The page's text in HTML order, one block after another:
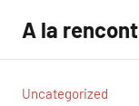
contenu
A la
Uncategorized